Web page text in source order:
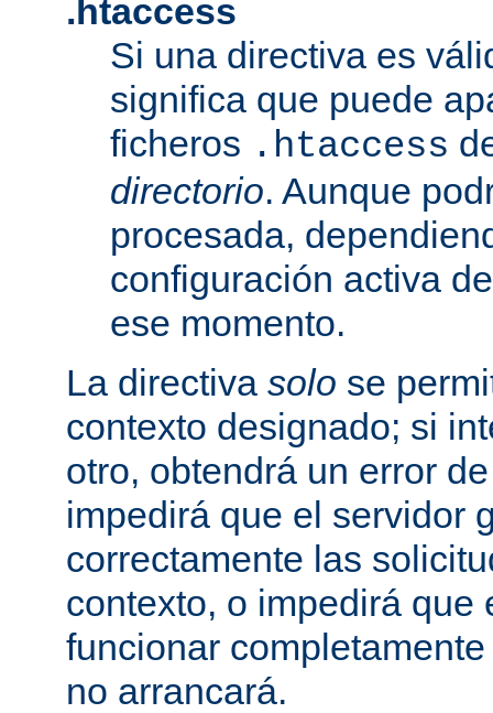
.htaccess
Si una directiva es
significa que puede
ficheros .htaccess
directorio. Aunque
procesada,
configuración activa
ese momento.
La directiva solo se
contexto designado; si
otro, obtendrá un error
impedirá que el servidor
correctamente las
contexto, o impedirá que
funcionar
no arrancará.